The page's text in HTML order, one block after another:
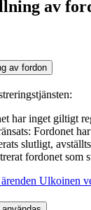
av
av fordon
har inget giltigt
Fordonet
slutligt,
fordonet som
Ulkoinen